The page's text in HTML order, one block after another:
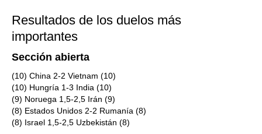
Resultados de los duelos más
importantes
Sección abierta
(10) China 2-2 Vietnam (10)
(10) Hungría 1-3 India (10)
(9) Noruega 1,5-2,5 Irán (9)
(8) Estados Unidos 2-2 Rumanía (8)
(8) Israel 1,5-2,5 Uzbekistán (8)